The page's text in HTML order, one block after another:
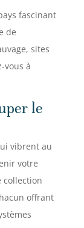
fascinant
de
sites
vous à
le
vibrent au
votre
collection
offrant